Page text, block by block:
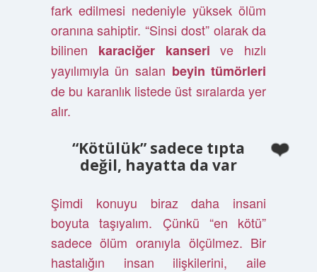
fark edilmesi nedeniyle yüksek ölüm
oranına sahiptir. “Sinsi dost” olarak da
bilinen karaciğer kanseri ve hızlı
yayılımıyla ün salan beyin tümörleri
de bu karanlık listede üst sıralarda yer
alır.
“Kötülük” sadece tıpta
değil, hayatta da var
Şimdi konuyu biraz daha insani
boyuta taşıyalım. Çünkü “en kötü”
sadece ölüm oranıyla ölçülmez. Bir
hastalığın insan ilişkilerini, aile